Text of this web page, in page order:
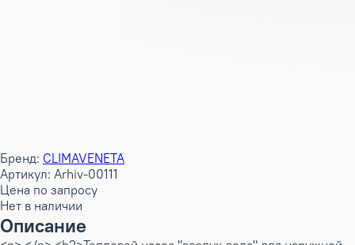
Бренд: CLIMAVENETA
Артикул: Arhiv-00111
Цена по запросу
Нет в наличии
Описание